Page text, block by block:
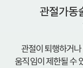
관절가
관절이 퇴행하거
움직임이 제한될 수